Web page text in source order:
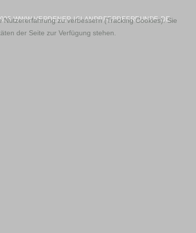
WWW.VERDENER-ISLANDPFERDEFREUNDE.DE
zu verbessern (Tracking Cookies). Sie
der Seite zur Verfügung stehen.